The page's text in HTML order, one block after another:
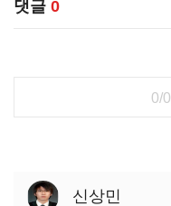
댓글 0
0/0
신상민